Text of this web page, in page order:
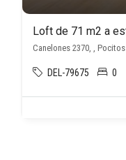
Canelones 2370, , Pocitos
DEL-79675 0